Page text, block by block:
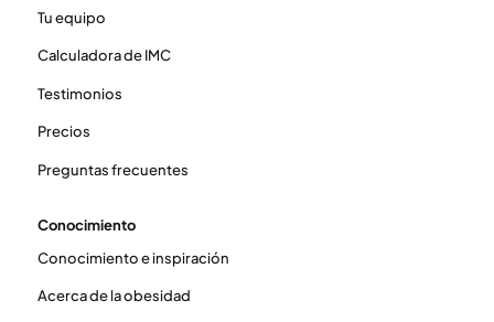
Tu equipo
Calculadora de IMC
Testimonios
Precios
Preguntas frecuentes
Conocimiento
Conocimiento e inspiración
Acerca de la obesidad